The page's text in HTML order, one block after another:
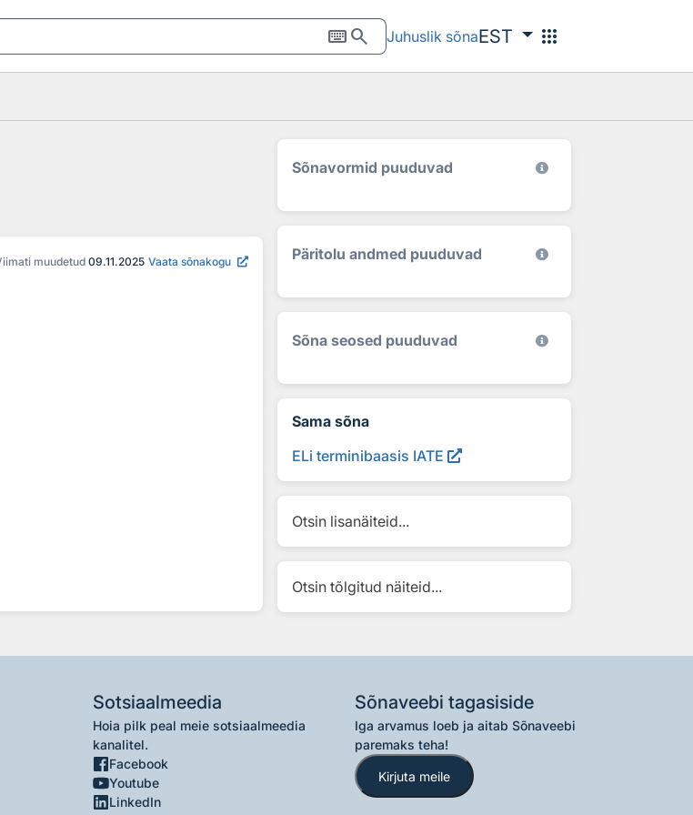
keyboardsearch Juhuslik sõnaEST apps
muudetud 09.11.2025 Vaata sõnakogu
Sõnavormid puuduvad
Päritolu andmed puuduvad
Sõna seosed puuduvad
Sama sõna
ELi terminibaasis IATE
Otsin lisanäiteid...
Otsin tõlgitud näiteid...
Sotsiaalmeedia
Hoia pilk peal meie sotsiaalmeedia
kanalitel.
Facebook
Youtube
LinkedIn
Sõnaveebi tagasiside
Iga arvamus loeb ja aitab Sõnaveebi
paremaks teha!
Kirjuta meile